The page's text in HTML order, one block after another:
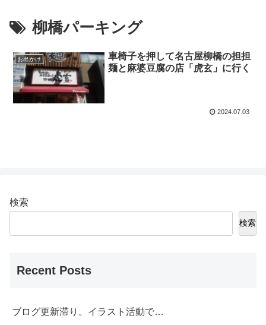
柳橋パーキング
お出かけ
車椅子を押して名古屋柳橋の担担
麺と麻婆豆腐の店「虎玄」に行く
2024.07.03
検索
検索
Recent Posts
ブログ更新滞り。イラスト活動で…